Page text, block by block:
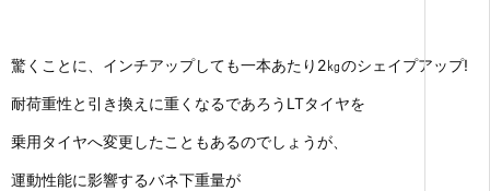
驚くことに、インチアップしても一本あたり2㎏のシェイプアップ!
耐荷重性と引き換えに重くなるであろうLTタイヤを
乗用タイヤへ変更したこともあるのでしょうが、
運動性能に影響するバネ下重量が